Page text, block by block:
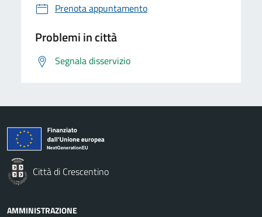
Prenota appuntamento
Problemi in città
Segnala disservizio
Città di Crescentino
AMMINISTRAZIONE